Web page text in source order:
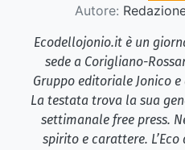
Autore:
Ecodellojonio.it è un
sede a Corigliano-
Gruppo editoriale Jonico
La testata trova la sua
settimanale free press.
spirito e carattere.